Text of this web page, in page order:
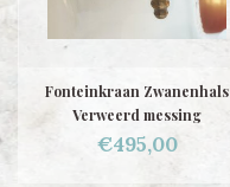
Fonteinkraan Zwanenhals
Verweerd messing
€495,00